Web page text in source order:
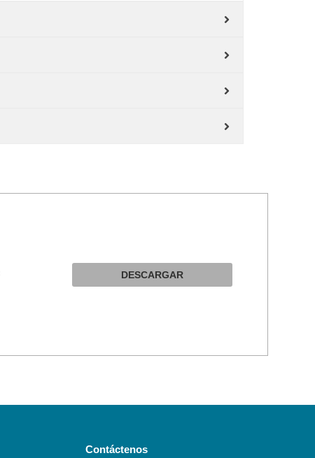
DESCARGAR
Contáctenos